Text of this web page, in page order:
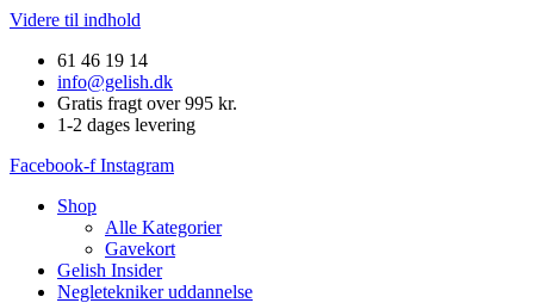
Videre til indhold
61 46 19 14
info@gelish.dk
Gratis fragt over 995 kr.
1-2 dages levering
Facebook-f Instagram
Shop
Alle Kategorier
Gavekort
Gelish Insider
Negletekniker uddannelse